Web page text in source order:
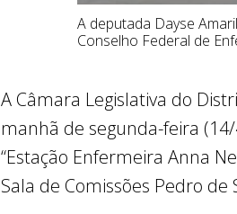
A deputada Dayse
Conselho Federal de
A Câmara Legislativa do
manhã de segunda-feira
“Estação Enfermeira Anna
Sala de Comissões Pedro de